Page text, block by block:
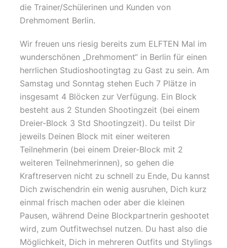
die Trainer/Schülerinen und Kunden von
Drehmoment Berlin.
Wir freuen uns riesig bereits zum ELFTEN Mal im
wunderschönen „Drehmoment“ in Berlin für einen
herrlichen Studioshootingtag zu Gast zu sein. Am
Samstag und Sonntag stehen Euch 7 Plätze in
insgesamt 4 Blöcken zur Verfügung. Ein Block
besteht aus 2 Stunden Shootingzeit (bei einem
Dreier-Block 3 Std Shootingzeit). Du teilst Dir
jeweils Deinen Block mit einer weiteren
Teilnehmerin (bei einem Dreier-Block mit 2
weiteren Teilnehmerinnen), so gehen die
Kraftreserven nicht zu schnell zu Ende, Du kannst
Dich zwischendrin ein wenig ausruhen, Dich kurz
einmal frisch machen oder aber die kleinen
Pausen, während Deine Blockpartnerin geshootet
wird, zum Outfitwechsel nutzen. Du hast also die
Möglichkeit, Dich in mehreren Outfits und Stylings